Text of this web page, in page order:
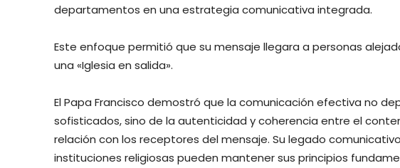
departamentos en una estrategia comunicativa integrada.
Este enfoque permitió que su mensaje llegara a personas
una «Iglesia en salida».
El Papa Francisco demostró que la comunicación efectiva no
sofisticados, sino de la autenticidad y coherencia entre el
relación con los receptores del mensaje. Su legado
instituciones religiosas pueden mantener sus principios